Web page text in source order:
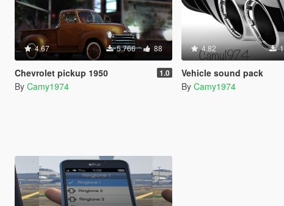
4.67 5.766 88
Chevrolet pickup 1950 1.0
By Camy1974
4.82
Vehicle sound pack
By Camy1974